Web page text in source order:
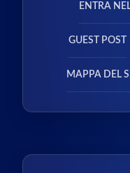
ENTRA
GUEST POST
MAPPA DEL